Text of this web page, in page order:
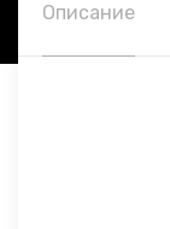
Описание